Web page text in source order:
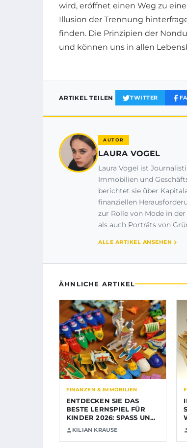
wird, eröffnet einen Weg zu
Illusion der Trennung
finden. Die Prinzipien der
und können uns in allen
ARTIKEL TEILEN TWITTER
AUTOR
LAURA VOGEL
Laura Vogel ist
Immobilien und
berichtet sie über
finanziellen
zur Rolle von Mode in
als auch Porträts von
ALLE ARTIKEL ANSEHEN
ÄHNLICHE ARTIKEL
FINANZEN & IMMOBILIEN
ENTDECKEN SIE DAS
BESTE LERNSPIEL FÜR
KINDER 2026: SPASS UND B
KILIAN KRAUSE